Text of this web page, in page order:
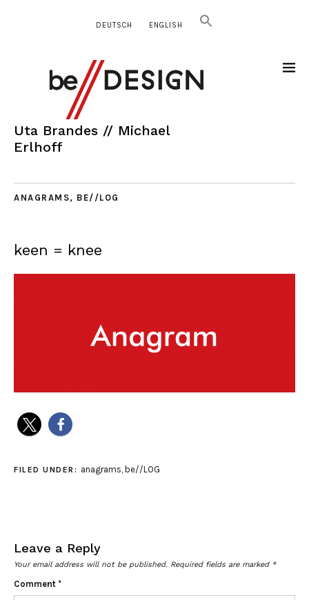
DEUTSCH ENGLISH
Uta Brandes // Michael
Erlhoff
ANAGRAMS, BE//LOG
keen = knee
FILED UNDER: anagrams be//LOG
Leave a Reply
Your email address will not be published. Required fields are marked *
Comment *